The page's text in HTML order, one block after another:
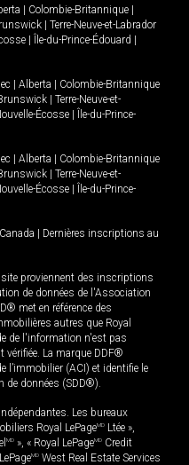
| Colombie-Britannique |
| Terre-Neuve-et-Labrador
| Île-du-Prince-Édouard |
| Alberta | Colombie-Britannique
| Terre-Neuve-et-
Écosse | Île-du-Prince-
| Alberta | Colombie-Britannique
| Terre-Neuve-et-
Écosse | Île-du-Prince-
| Dernières inscriptions au
proviennent des inscriptions
de données de l'Association
met en référence des
autres que Royal
de l'information n'est pas
vérifiée. La marque DDF®
l’immobilier (ACI) et identifie le
de données (SDD®).
Les bureaux
Royal LePageMD Ltée »,
MD », « Royal LePageMD Credit
MD West Real Estate Services